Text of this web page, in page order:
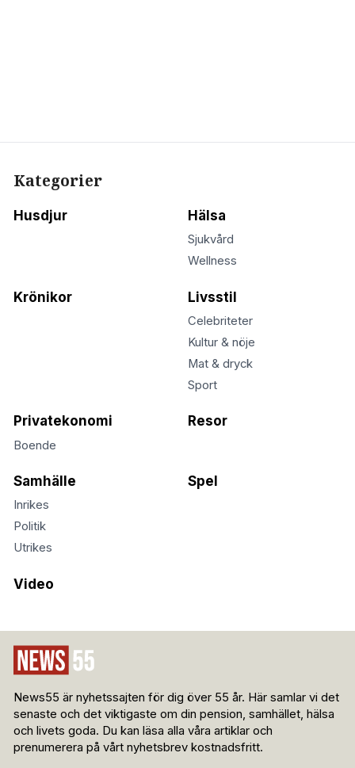
Kategorier
Husdjur Hälsa
Sjukvård
Wellness
Krönikor Livsstil
Celebriteter
Kultur & nöje
Mat & dryck
Sport
Privatekonomi
Boende
Resor
Samhälle
Inrikes
Politik
Utrikes
Spel
Video
News55 är nyhetssajten för dig över 55 år. Här samlar vi det
senaste och det viktigaste om din pension, samhället, hälsa
och livets goda. Du kan läsa alla våra artiklar och
prenumerera på vårt nyhetsbrev kostnadsfritt.